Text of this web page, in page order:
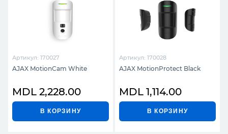
Артикул: 170027
AJAX MotionCam White
MDL 2,228.00
В КОРЗИНУ
Артикул: 170028
AJAX MotionProtect Black
MDL 1,114.00
В КОРЗИНУ